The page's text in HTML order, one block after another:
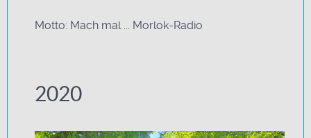
Motto: Mach mal ... Morlok-Radio
2020